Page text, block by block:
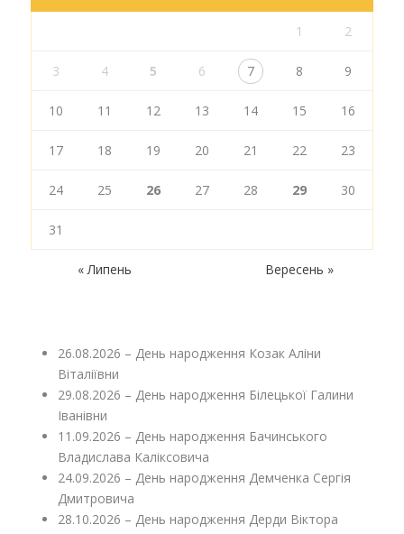
1 2
3 4 5 6 7 8 9
10 11 12 13 14 15 16
17 18 19 20 21 22 23
24 25 26 27 28 29 30
31
« Липень Вересень »
26.08.2026 – День народження Козак Аліни
Віталіївни
29.08.2026 – День народження Білецької Галини
Іванівни
11.09.2026 – День народження Бачинського
Владислава Каліксовича
24.09.2026 – День народження Демченка Сергія
Дмитровича
28.10.2026 – День народження Дерди Віктора